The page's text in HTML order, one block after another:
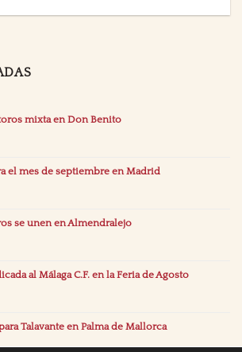
mixta en Don Benito
el mes de septiembre en Madrid
se unen en Almendralejo
al Málaga C.F. en la Feria de Agosto
Talavante en Palma de Mallorca